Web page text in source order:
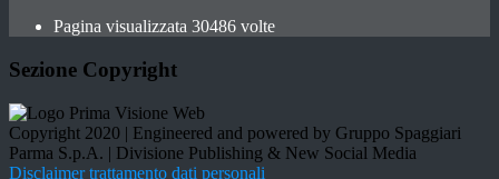
Pagina visualizzata 30486 volte
Sezione Copyright
Copyright 2020 | Engineered and powered by Gruppo Spaggiari
Parma S.p.A. | Divisione Publishing & New Social Media
Disclaimer trattamento dati personali